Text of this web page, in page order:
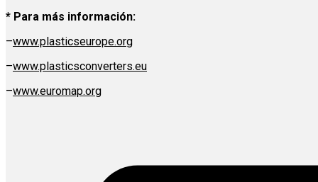
* Para más información:
–www.plasticseurope.org
–www.plasticsconverters.eu
–www.euromap.org